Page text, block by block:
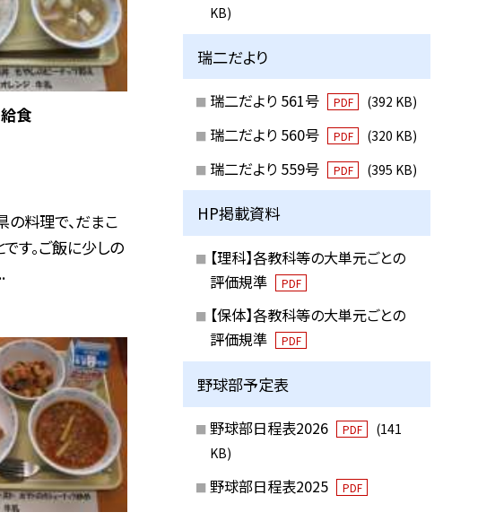
給食
料理で、だまこ
す。ご飯に少しの
KB)
瑞二だより
瑞二だより 561号 PDF (392 KB)
瑞二だより 560号 PDF (320 KB)
瑞二だより 559号 PDF (395 KB)
HP掲載資料
【理科】各教科等の大単元ごとの
評価規準
PDF
【保体】各教科等の大単元ごとの
評価規準
PDF
野球部予定表
野球部日程表2026 PDF
(141
KB)
野球部日程表2025 PDF